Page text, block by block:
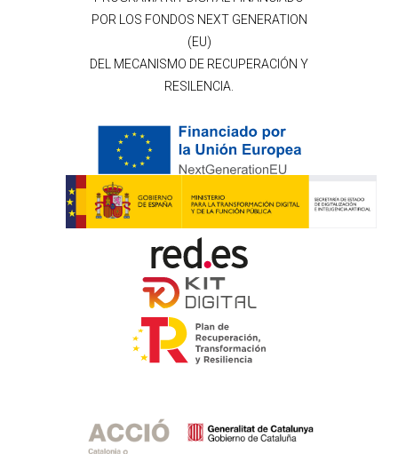
POR LOS FONDOS NEXT GENERATION
(EU)
DEL MECANISMO DE RECUPERACIÓN Y
RESILENCIA.